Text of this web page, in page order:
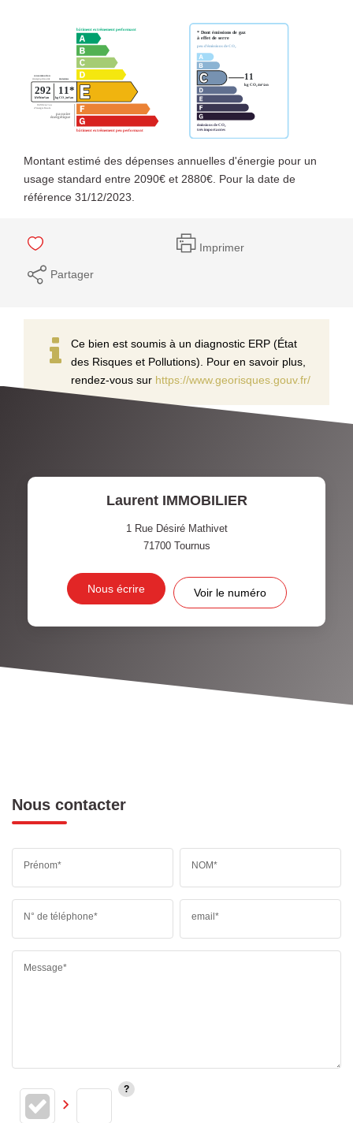
Montant estimé des dépenses annuelles d'énergie pour un
usage standard entre 2090€ et 2880€. Pour la date de
référence 31/12/2023.
Imprimer
Partager
Ce bien est soumis à un diagnostic ERP (État
des Risques et Pollutions). Pour en savoir plus,
rendez-vous sur https://www.georisques.gouv.fr/
Laurent IMMOBILIER
1 Rue Désiré Mathivet
71700 Tournus
Nous écrire Voir le numéro
Nous contacter
Prénom* NOM*
N° de téléphone* email*
Message*